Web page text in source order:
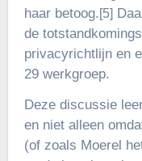
haar betoog.[5]
de
privacyrichtlijn en
29 werkgroep.
Deze discussie
en niet alleen
(of zoals Moerel